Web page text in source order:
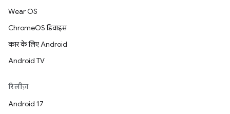
Wear OS
ChromeOS डिवाइस
कार के लिए Android
Android TV
रिलीज़
Android 17